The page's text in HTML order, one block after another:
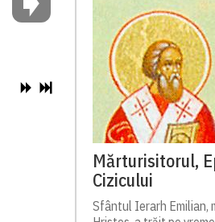
Mărturisitorul,
Cizicului
Sfântul Ierarh Emilian,